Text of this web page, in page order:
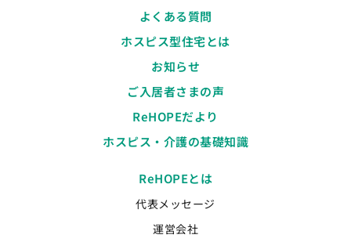
よくある質問
ホスピス型住宅とは
お知らせ
ご入居者さまの声
ReHOPEだより
ホスピス・介護の基礎知識
ReHOPEとは
代表メッセージ
運営会社